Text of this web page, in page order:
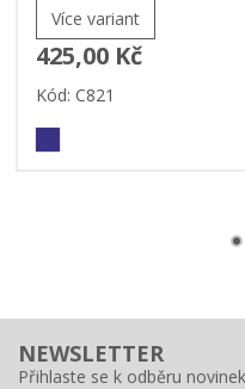
Více variant
425,00 Kč
Kód: C821
NEWSLETTER
Přihlaste se k odběru